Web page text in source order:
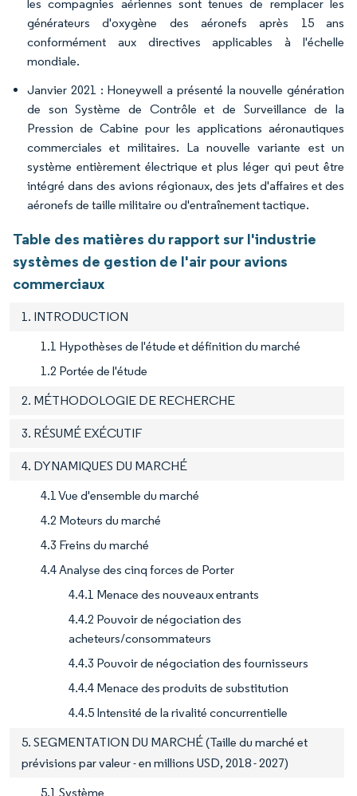
les compagnies aériennes sont tenues de remplacer les
générateurs d'oxygène des aéronefs après 15 ans
conformément aux directives applicables à l'échelle
mondiale.
Janvier 2021 : Honeywell a présenté la nouvelle génération
de son Système de Contrôle et de Surveillance de la
Pression de Cabine pour les applications aéronautiques
commerciales et militaires. La nouvelle variante est un
système entièrement électrique et plus léger qui peut être
intégré dans des avions régionaux, des jets d'affaires et des
aéronefs de taille militaire ou d'entraînement tactique.
Table des matières du rapport sur l'industrie
systèmes de gestion de l'air pour avions
commerciaux
1. INTRODUCTION
1.1 Hypothèses de l'étude et définition du marché
1.2 Portée de l'étude
2. MÉTHODOLOGIE DE RECHERCHE
3. RÉSUMÉ EXÉCUTIF
4. DYNAMIQUES DU MARCHÉ
4.1 Vue d'ensemble du marché
4.2 Moteurs du marché
4.3 Freins du marché
4.4 Analyse des cinq forces de Porter
4.4.1 Menace des nouveaux entrants
4.4.2 Pouvoir de négociation des
acheteurs/consommateurs
4.4.3 Pouvoir de négociation des fournisseurs
4.4.4 Menace des produits de substitution
4.4.5 Intensité de la rivalité concurrentielle
5. SEGMENTATION DU MARCHÉ (Taille du marché et
prévisions par valeur - en millions USD, 2018 - 2027)
5.1 Système